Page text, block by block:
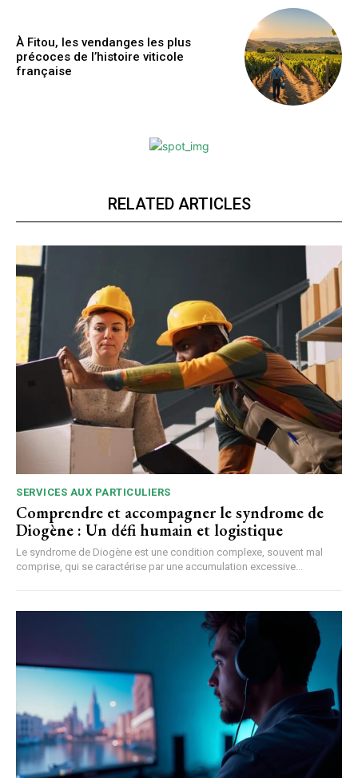
À Fitou, les vendanges les plus
précoces de l’histoire viticole
française
RELATED ARTICLES
SERVICES AUX PARTICULIERS
Comprendre et accompagner le syndrome de
Diogène : Un défi humain et logistique
Le syndrome de Diogène est une condition complexe, souvent mal
comprise, qui se caractérise par une accumulation excessive...